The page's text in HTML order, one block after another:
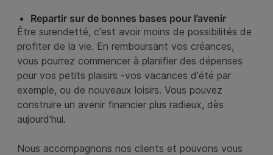
Repartir sur de bonnes bases pour l’avenir
Être surendetté, c'est avoir moins de possibilités de
profiter de la vie. En remboursant vos créances,
vous pourrez commencer à planifier des dépenses
pour vos petits plaisirs -vos vacances d'été par
exemple, ou de nouveaux loisirs. Vous pouvez
construire un avenir financier plus radieux, dès
aujourd'hui.
Nous accompagnons nos clients et pouvons vous